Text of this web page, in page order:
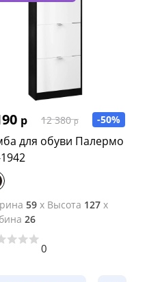
р 12 380 р -50%
для обуви Палермо
59x Высота 127x
26
0